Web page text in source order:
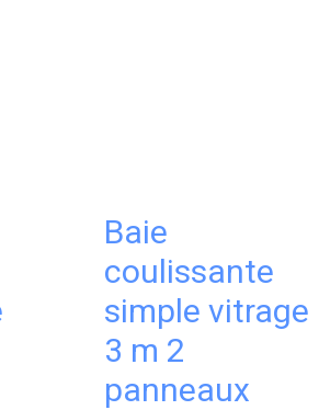
Baie
coulissante
simple vitrage
3 m 2
panneaux